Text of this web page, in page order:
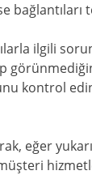
bağlantıları
ilgili
kontrol
eğer